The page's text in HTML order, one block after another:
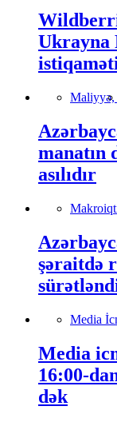
Ukrayna
Maliyyə,
manatın
asılıdır
şəraitdə
Media
Media
16:00-
dək